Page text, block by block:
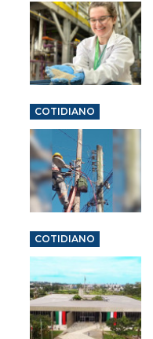
COTIDIANO
COTIDIANO